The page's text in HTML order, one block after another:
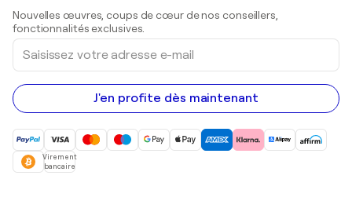
Peintures acryliques
Nouvelles œuvres, coups de cœur de nos conseillers,
fonctionnalités exclusives.
Saisissez
votre
adresse
e-
mail
J'en profite dès maintenant
Virement
bancaire